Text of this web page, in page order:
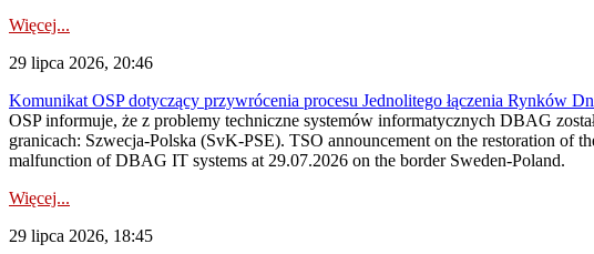
Więcej...
29 lipca 2026, 20:46
Komunikat OSP dotyczący przywrócenia procesu Jednolitego łączenia Rynków
OSP informuje, że z problemy techniczne systemów informatycznych DBAG
granicach: Szwecja-Polska (SvK-PSE). TSO announcement on the restoration
malfunction of DBAG IT systems at 29.07.2026 on the border Sweden-Poland.
Więcej...
29 lipca 2026, 18:45